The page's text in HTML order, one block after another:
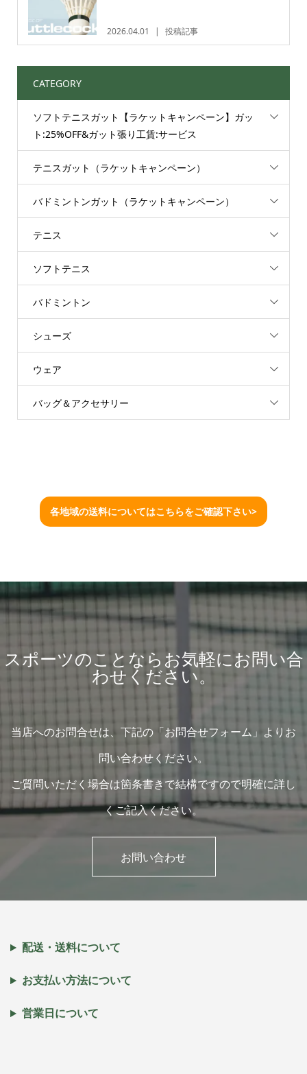
2026.04.01 投稿記事
CATEGORY
ソフトテニスガット【ラケットキャンペーン】ガッ
ト:25%OFF&ガット張り工賃:サービス
テニスガット（ラケットキャンペーン）
バドミントンガット（ラケットキャンペーン）
テニス
ソフトテニス
バドミントン
シューズ
ウェア
バッグ＆アクセサリー
各地域の送料についてはこちらをご確認下さい>
スポーツのことならお気軽にお問い合
わせください。
当店へのお問合せは、下記の「お問合せフォーム」よりお
問い合わせください。
ご質問いただく場合は箇条書きで結構ですので明確に詳し
くご記入ください。
お問い合わせ
配送・送料について
お支払い方法について
営業日について